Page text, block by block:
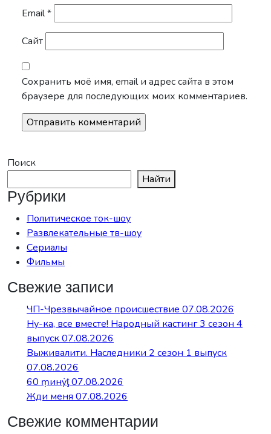
Email*
Сайт
Сохранить моё имя, email и адрес сайта в этом
браузере для последующих моих комментариев.
Поиск
Найти
Рубрики
Политическое ток-шоу
Развлекательные тв-шоу
Сериалы
Фильмы
Свежие записи
ЧП-Чрезвычайное происшествие 07.08.2026
Ну-ка, все вместе! Народный кастинг 3 сезон 4
выпуск 07.08.2026
Выживалити. Наследники 2 сезон 1 выпуск
07.08.2026
60 ṃинẏƫ 07.08.2026
Жди меня 07.08.2026
Свежие комментарии